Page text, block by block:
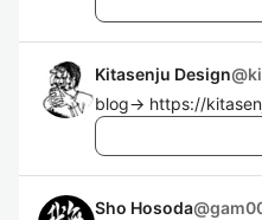
Kitasenju Design@
blog→ https://
Sho Hosoda@